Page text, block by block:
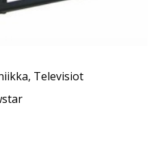
, Televisiot